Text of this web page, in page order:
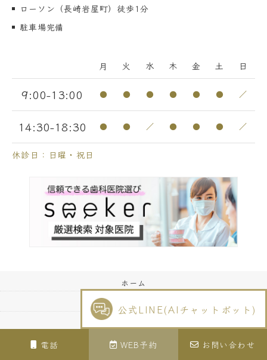
電話 WEB予約 お問い合わせ
公式LINE(AIチャットボット)
ローソン（長崎岩屋町）徒歩1分
駐車場完備
月 火 水 木 金 土 日
9:00-13:00 ● ● ● ● ● ● ／
14:30-18:30 ● ● ／ ● ● ● ／
休診日：日曜・祝日
ホーム
診療案内